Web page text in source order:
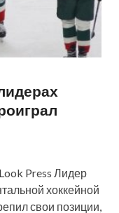
Press Лидер
хоккейной
свои позиции,